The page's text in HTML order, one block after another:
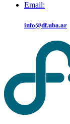
Email:
info@df.uba.ar